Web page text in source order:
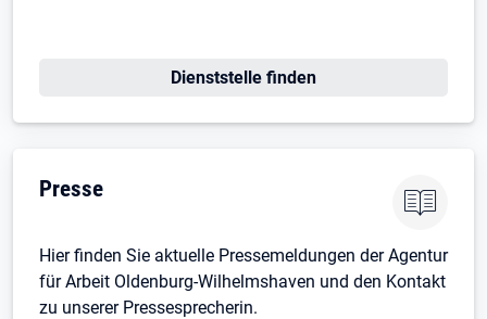
Öffnet in neuem Tab
Dienststelle finden
Presse
Hier finden Sie aktuelle Pressemeldungen der Agentur
für Arbeit Oldenburg-Wilhelmshaven und den Kontakt
zu unserer Pressesprecherin.